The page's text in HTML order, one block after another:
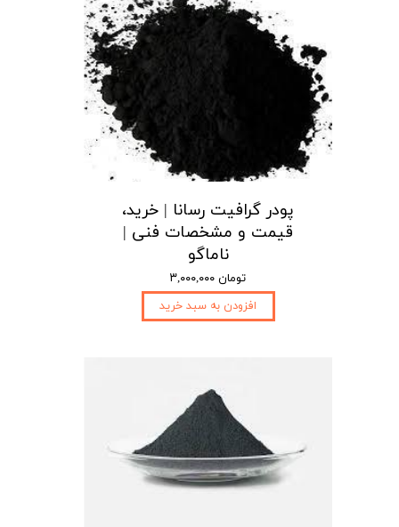
پودر گرافیت رسانا | خرید،
قیمت و مشخصات فنی |
ناماگو
۳,۰۰۰,۰۰۰ تومان
افزودن به سبد خرید